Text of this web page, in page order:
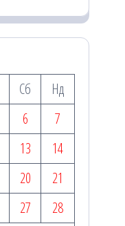
Сб
Нд
6
7
13
14
20
21
27 28